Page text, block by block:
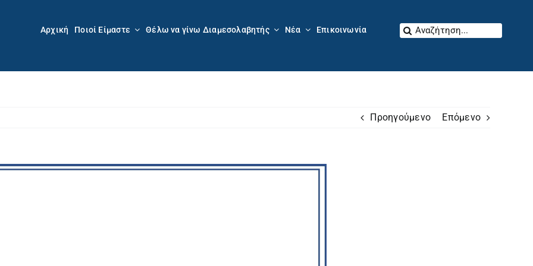
Αρχική Ποιοί Είμαστε Θέλω να γίνω Διαμεσολαβητής Νέα Επικοινωνία
Αναζήτηση
Προηγούμενο Επόμενο
Προβολή